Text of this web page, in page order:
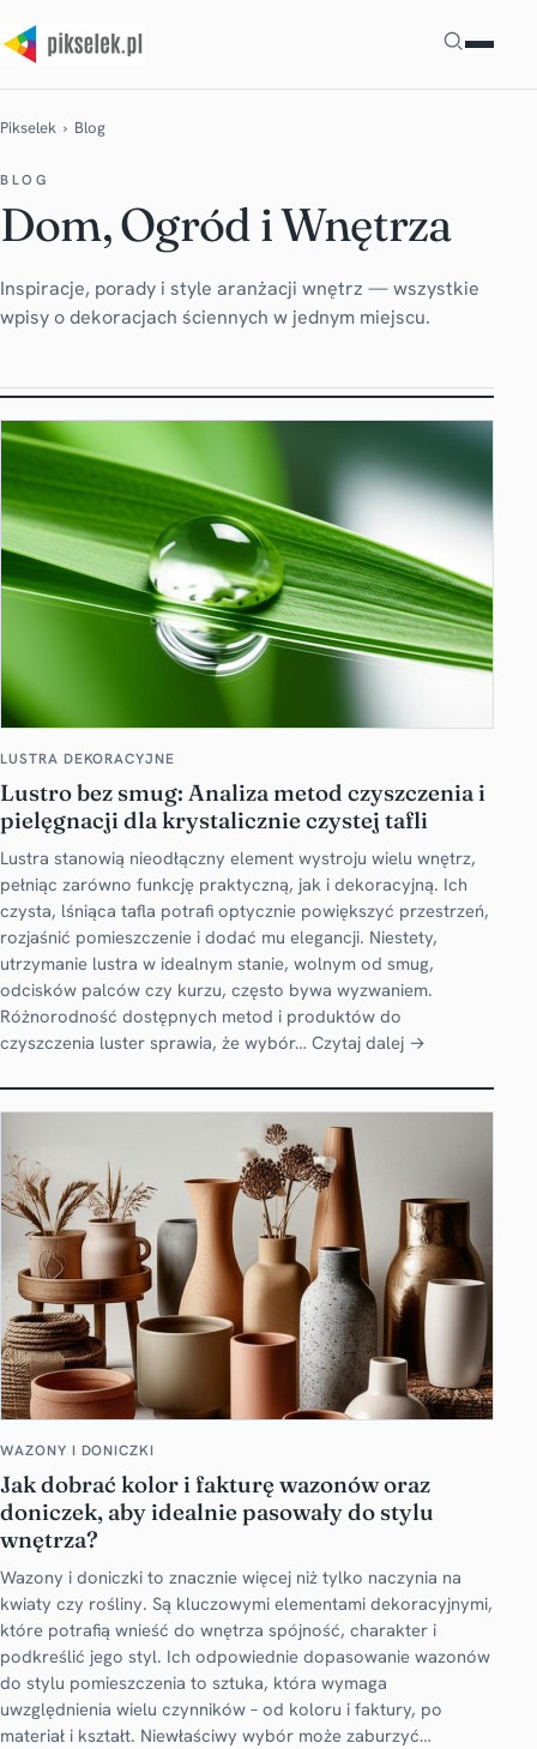
Szukaj
Pikselek › Blog
BLOG
Dom, Ogród i Wnętrza
Inspiracje, porady i style aranżacji wnętrz — wszystkie
wpisy o dekoracjach ściennych w jednym miejscu.
LUSTRA DEKORACYJNE
Lustro bez smug: Analiza metod czyszczenia i
pielęgnacji dla krystalicznie czystej tafli
Lustra stanowią nieodłączny element wystroju wielu wnętrz,
pełniąc zarówno funkcję praktyczną, jak i dekoracyjną. Ich
czysta, lśniąca tafla potrafi optycznie powiększyć przestrzeń,
rozjaśnić pomieszczenie i dodać mu elegancji. Niestety,
utrzymanie lustra w idealnym stanie, wolnym od smug,
odcisków palców czy kurzu, często bywa wyzwaniem.
Różnorodność dostępnych metod i produktów do
czyszczenia luster sprawia, że wybór… Czytaj dalej →
WAZONY I DONICZKI
Jak dobrać kolor i fakturę wazonów oraz
doniczek, aby idealnie pasowały do stylu
wnętrza?
Wazony i doniczki to znacznie więcej niż tylko naczynia na
kwiaty czy rośliny. Są kluczowymi elementami dekoracyjnymi,
które potrafią wnieść do wnętrza spójność, charakter i
podkreślić jego styl. Ich odpowiednie dopasowanie wazonów
do stylu pomieszczenia to sztuka, która wymaga
uwzględnienia wielu czynników – od koloru i faktury, po
materiał i kształt. Niewłaściwy wybór może zaburzyć…